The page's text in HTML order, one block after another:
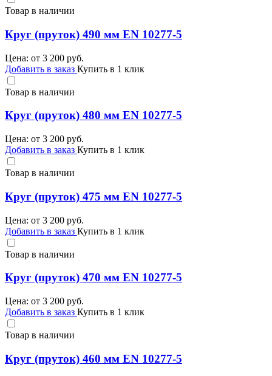
Товар в наличии
Круг (пруток) 490 мм EN 10277-5
Цена: от 3 200 руб.
Добавить в заказ Купить в 1 клик
Товар в наличии
Круг (пруток) 480 мм EN 10277-5
Цена: от 3 200 руб.
Добавить в заказ Купить в 1 клик
Товар в наличии
Круг (пруток) 475 мм EN 10277-5
Цена: от 3 200 руб.
Добавить в заказ Купить в 1 клик
Товар в наличии
Круг (пруток) 470 мм EN 10277-5
Цена: от 3 200 руб.
Добавить в заказ Купить в 1 клик
Товар в наличии
Круг (пруток) 460 мм EN 10277-5